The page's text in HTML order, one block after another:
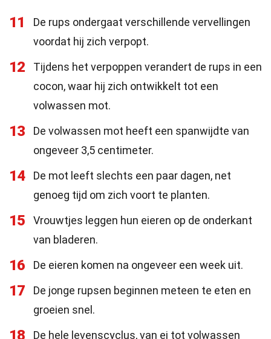
11
De rups ondergaat verschillende vervellingen
voordat hij zich verpopt.
12
Tijdens het verpoppen verandert de rups in een
cocon, waar hij zich ontwikkelt tot een
volwassen mot.
13
De volwassen mot heeft een spanwijdte van
ongeveer 3,5 centimeter.
14
De mot leeft slechts een paar dagen, net
genoeg tijd om zich voort te planten.
15
Vrouwtjes leggen hun eieren op de onderkant
van bladeren.
16 De eieren komen na ongeveer een week uit.
17
De jonge rupsen beginnen meteen te eten en
groeien snel.
18
De hele levenscyclus, van ei tot volwassen